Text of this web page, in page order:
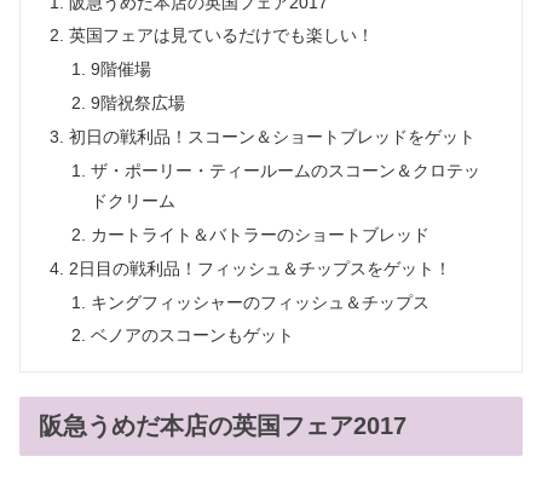
英国フェアは見ているだけでも楽しい！
9階催場
9階祝祭広場
初日の戦利品！スコーン＆ショートブレッドをゲット
ザ・ポーリー・ティールームのスコーン＆クロテッ
ドクリーム
カートライト＆バトラーのショートブレッド
2日目の戦利品！フィッシュ＆チップスをゲット！
キングフィッシャーのフィッシュ＆チップス
ベノアのスコーンもゲット
阪急うめだ本店の英国フェア2017